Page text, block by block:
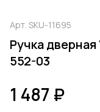
Арт. SKU-11695
Ручка
552-03
1 487 ₽